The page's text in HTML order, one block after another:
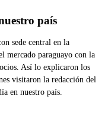
país
sede central en la
mercado paraguayo con la
Así lo explicaron los
visitaron la redacción del
en nuestro país.